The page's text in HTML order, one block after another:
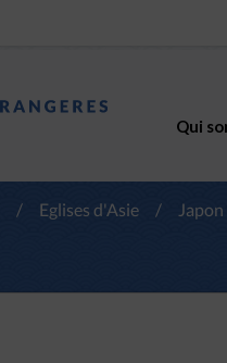
Qui
/ Eglises d'Asie / Japon